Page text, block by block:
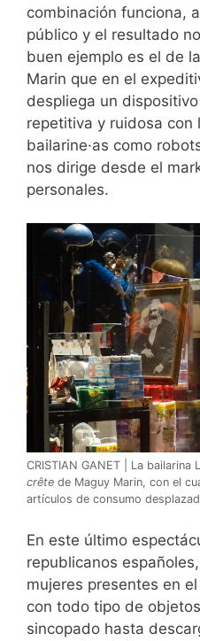
combinación funciona,
público y el resultado
buen ejemplo es el de
Marin que en el
despliega un
repetitiva y ruidosa con
bailarine·as como
nos dirige desde el
personales.
CRISTIAN GANET | La bailarina
crête de Maguy Marin, con el
artículos de consumo
En este último
republicanos
mujeres presentes en
con todo tipo de
sincopado hasta